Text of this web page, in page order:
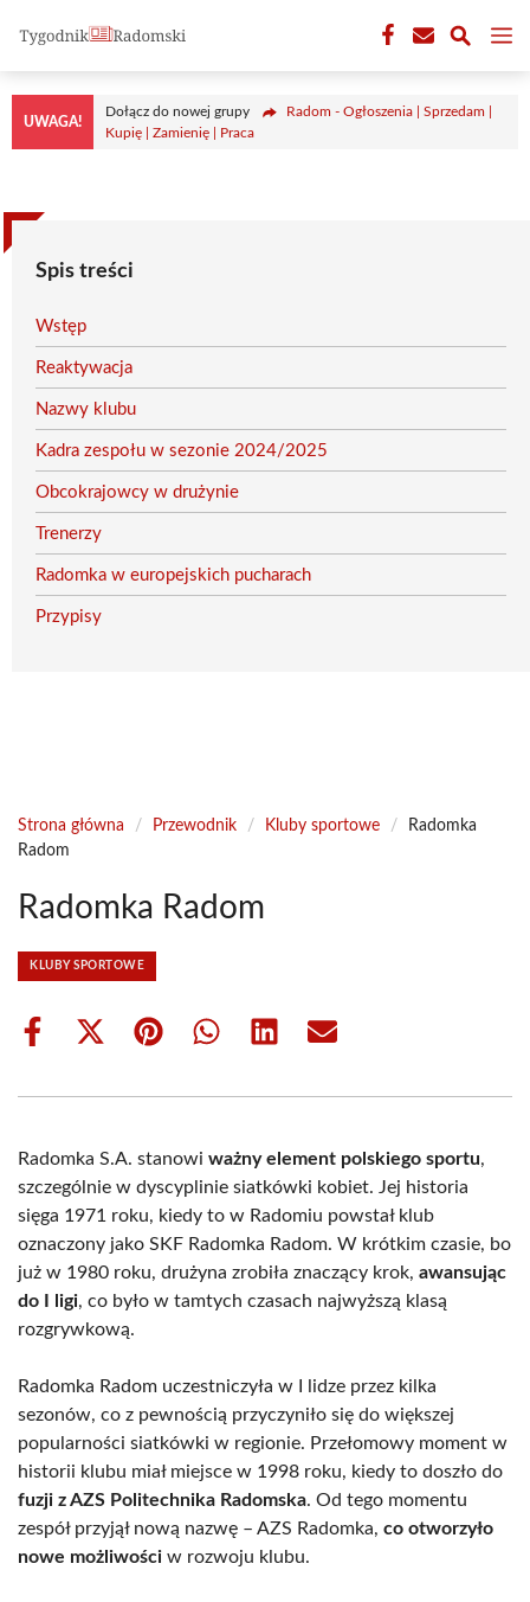
treści
UWAGA!
Dołącz do nowej grupy
Radom - Ogłoszenia | Sprzedam |
Kupię | Zamienię | Praca
Spis treści
Wstęp
Reaktywacja
Nazwy klubu
Kadra zespołu w sezonie 2024/2025
Obcokrajowcy w drużynie
Trenerzy
Radomka w europejskich pucharach
Przypisy
Strona główna / Przewodnik / Kluby sportowe /
Radomka
Radom
Radomka Radom
KLUBY SPORTOWE
Share
Share
(Twitter)
Share Share Share Share
Radomka S.A. stanowi ważny element polskiego sportu,
szczególnie w dyscyplinie siatkówki kobiet. Jej historia
sięga 1971 roku, kiedy to w Radomiu powstał klub
oznaczony jako SKF Radomka Radom. W krótkim czasie, bo
już w 1980 roku, drużyna zrobiła znaczący krok, awansując
do I ligi, co było w tamtych czasach najwyższą klasą
rozgrywkową.
Radomka Radom uczestniczyła w I lidze przez kilka
sezonów, co z pewnością przyczyniło się do większej
popularności siatkówki w regionie. Przełomowy moment w
historii klubu miał miejsce w 1998 roku, kiedy to doszło do
fuzji z AZS Politechnika Radomska. Od tego momentu
zespół przyjął nową nazwę – AZS Radomka, co otworzyło
nowe możliwości w rozwoju klubu.